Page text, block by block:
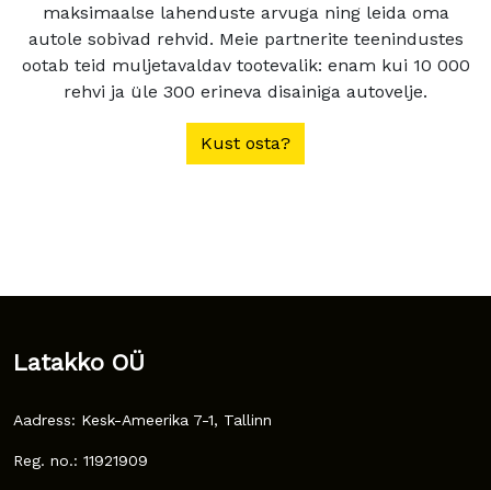
maksimaalse lahenduste arvuga ning leida oma
autole sobivad rehvid. Meie partnerite teenindustes
ootab teid muljetavaldav tootevalik: enam kui 10 000
rehvi ja üle 300 erineva disainiga autovelje.
Kust osta?
Latakko OÜ
Aadress: Kesk-Ameerika 7-1, Tallinn
Reg. no.: 11921909